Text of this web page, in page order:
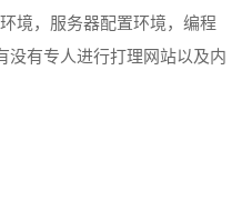
境，服务器配置环境，编程
没有专人进行打理网站以及内